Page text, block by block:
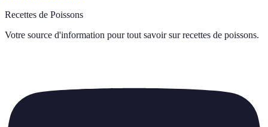
Recettes de Poissons
Votre source d'information pour tout savoir sur recettes de poissons.